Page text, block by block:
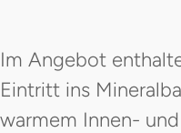
Im Angebot
Eintritt ins
warmem Innen-